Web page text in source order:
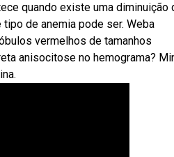
quando existe uma diminuição
de anemia pode ser. Weba
vermelhos de tamanhos
anisocitose no hemograma?